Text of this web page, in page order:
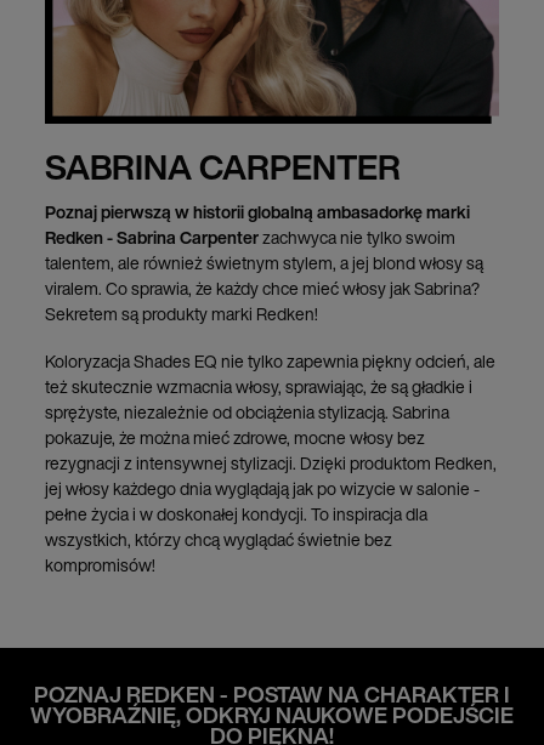
SABRINA CARPENTER
Poznaj pierwszą w historii globalną ambasadorkę marki
Redken - Sabrina Carpenterzachwyca nie tylko swoim
talentem, ale również świetnym stylem, a jej blond włosy są
viralem. Co sprawia, że każdy chce mieć włosy jak Sabrina?
Sekretem są produkty marki Redken!
Koloryzacja Shades EQ nie tylko zapewnia piękny odcień, ale
też skutecznie wzmacnia włosy, sprawiając, że są gładkie i
sprężyste, niezależnie od obciążenia stylizacją. Sabrina
pokazuje, że można mieć zdrowe, mocne włosy bez
rezygnacji z intensywnej stylizacji. Dzięki produktom Redken,
jej włosy każdego dnia wyglądają jak po wizycie w salonie -
pełne życia i w doskonałej kondycji. To inspiracja dla
wszystkich, którzy chcą wyglądać świetnie bez
kompromisów!
POZNAJ REDKEN - POSTAW NA CHARAKTER I
WYOBRAŹNIĘ,ODKRYJ NAUKOWE PODEJŚCIE
DO PIĘKNA!